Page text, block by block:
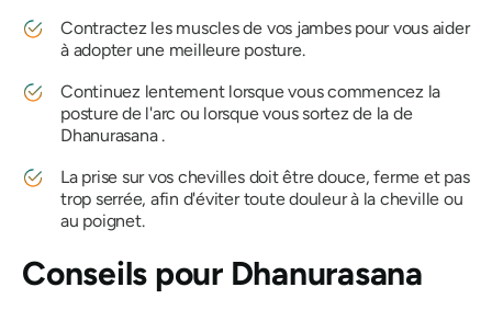
Contractez les muscles de vos jambes pour vous aider
à adopter une meilleure posture.
Continuez lentement lorsque vous commencez la
posture de l'arc ou lorsque vous sortez de la de
Dhanurasana.
La prise sur vos chevilles doit être douce, ferme et pas
trop serrée, afin d'éviter toute douleur à la cheville ou
au poignet.
Conseils pour Dhanurasana